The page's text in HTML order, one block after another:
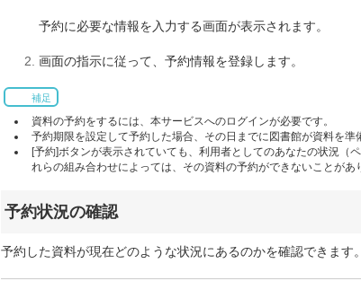
予約に必要な情報を入力する画面が表示されます。
画面の指示に従って、予約情報を登録します。
補足
資料の予約をするには、本サービスへのログインが必要です。
予約期限を設定して予約した場合、その日までに図書館が資料を準
[予約]ボタンが表示されていても、利用者としてのあなたの状況（
れらの組み合わせによっては、その資料の予約ができないことがあ
予約状況の確認
予約した資料が現在どのような状況にあるのかを確認できます。